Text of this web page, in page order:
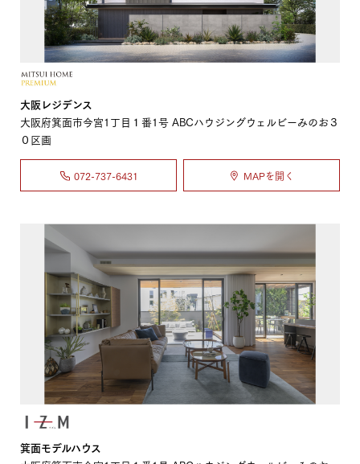
大阪レジデンス
大阪府箕面市今宮1丁目１番1号 ABCハウジングウェルビーみのお３
０区画
072-737-6431 MAPを開く
箕面モデルハウス